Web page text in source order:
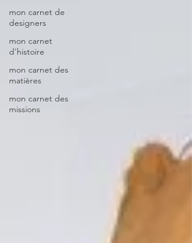
mon carnet de
designers
mon carnet
d'histoire
mon carnet des
matières
mon carnet des
missions